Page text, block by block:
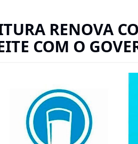
RENOVA
COM O